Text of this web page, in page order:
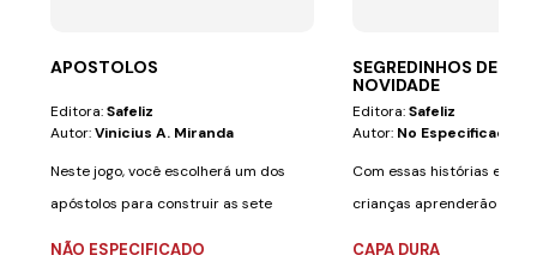
APOSTOLOS
Editora:Safeliz
Autor:Vinicius A. Miranda
Neste jogo, você escolherá um dos
apóstolos para construir as sete
NÃO ESPECIFICADO
SEGREDINHOS DE
NOVIDADE
Editora:Safeliz
Autor: No Especificado
Com essas histórias
crianças aprenderão a
CAPA DURA